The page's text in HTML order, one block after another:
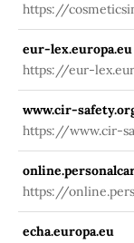
https://
eur-lex.europa.eu
https://eur-
www.cir-
https://www.cir-
https://
static/online/
echa.europa.eu